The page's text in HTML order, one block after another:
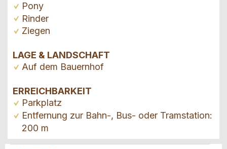
Pony
Rinder
Ziegen
LAGE & LANDSCHAFT
Auf dem Bauernhof
ERREICHBARKEIT
Parkplatz
Entfernung zur Bahn-, Bus- oder Tramstation:
200 m